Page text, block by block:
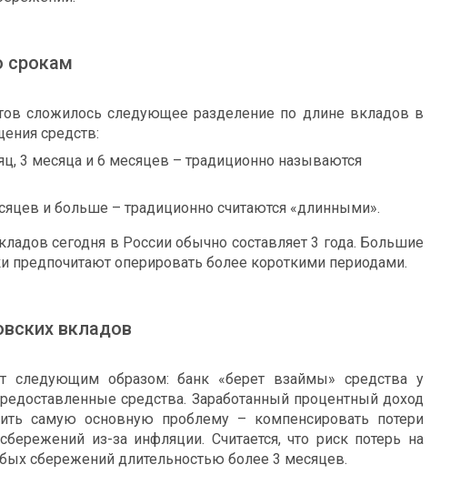
срокам
сложилось следующее разделение по длине вкладов в
средств:
3 месяца и 6 месяцев – традиционно называются
и больше – традиционно считаются «длинными».
сегодня в России обычно составляет 3 года. Большие
предпочитают оперировать более короткими периодами.
вкладов
следующим образом: банк «берет взаймы» средства у
средства. Заработанный процентный доход
самую основную проблему – компенсировать потери
из-за инфляции. Считается, что риск потерь на
сбережений длительностью более 3 месяцев.